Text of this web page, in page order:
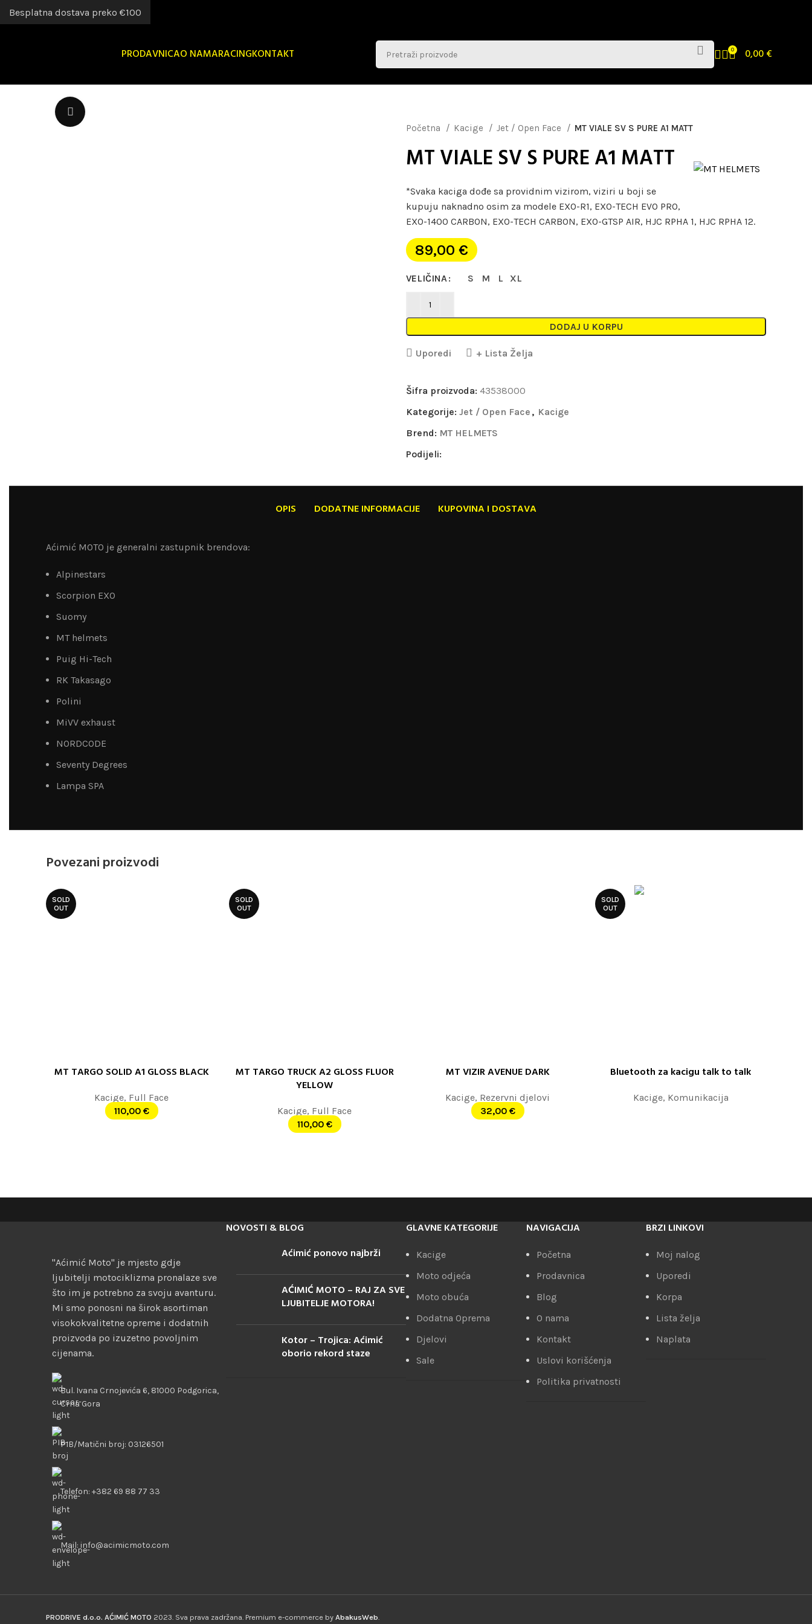
PRODAVNICAO NAMARACINGKONTAKT 0 0,00€
Početna Kacige Jet / Open Face MT VIALE SV S PURE A1 MATT
MT VIALE SV S PURE A1 MATT
*Svaka kaciga dođe sa providnim vizirom, viziri u boji se
kupuju naknadno osim za modele EXO-R1, EXO-TECH EVO PRO,
EXO-1400 CARBON, EXO-TECH CARBON, EXO-GTSP AIR, HJC RPHA 1, HJC RPHA 12.
89,00 €
VELIČINA S M L XL
DODAJ U KORPU
Uporedi + Lista Želja
Šifra proizvoda: 43538000
Kategorije: Jet / Open Face , Kacige
Brend: MT HELMETS
Podijeli:
OPIS DODATNE INFORMACIJE KUPOVINA I DOSTAVA
Aćimić MOTO je generalni zastupnik brendova:
Alpinestars
Scorpion EXO
Suomy
MT helmets
Puig Hi-Tech
RK Takasago
Polini
MiVV exhaust
NORDCODE
Seventy Degrees
Lampa SPA
Povezani proizvodi
SOLD
OUT
ODABERITE OPCIJE
MT TARGO SOLID A1 GLOSS BLACK
Kacige, Full Face
110,00 €
SOLD
OUT
ODABERITE OPCIJE
MT TARGO TRUCK A2 GLOSS FLUOR
YELLOW
Kacige, Full Face
110,00 €
DODAJ U KORPUMT VIZIR AVENUE DARK
Kacige, Rezervni djelovi
32,00 €
SOLD
OUT
ODABERITE OPCIJE
Bluetooth za kacigu talk to talk
Kacige, Komunikacija
"Aćimić Moto" je mjesto gdje
ljubitelji motociklizma pronalaze sve
što im je potrebno za svoju avanturu.
Mi smo ponosni na širok asortiman
visokokvalitetne opreme i dodatnih
proizvoda po izuzetno povoljnim
cijenama.
Bul. Ivana Crnojevića 6, 81000 Podgorica,
Crna Gora
PIB/Matični broj: 03126501
Telefon: +382 69 88 77 33
Mail: info@acimicmoto.com
NOVOSTI & BLOG
Aćimić ponovo najbrži
AĆIMIĆ MOTO – RAJ ZA SVE
LJUBITELJE MOTORA!
Kotor – Trojica: Aćimić
oborio rekord staze
GLAVNE KATEGORIJE
Kacige
Moto odjeća
Moto obuća
Dodatna Oprema
Djelovi
Sale
NAVIGACIJA
Početna
Prodavnica
Blog
O nama
Kontakt
Uslovi korišćenja
Politika privatnosti
BRZI LINKOVI
Moj nalog
Uporedi
Korpa
Lista želja
Naplata
PRODRIVE d.o.o. AĆIMIĆ MOTO 2023. Sva prava zadržana. Premium e-commerce by AbakusWeb
Besplatna dostava preko €100